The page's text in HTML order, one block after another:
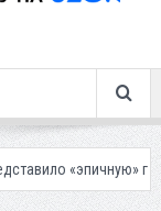
гостевую